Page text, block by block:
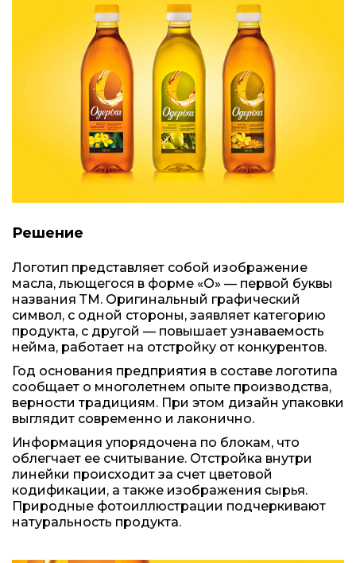
Решение
Логотип представляет собой изображение
масла, льющегося в форме «О» — первой буквы
названия ТМ. Оригинальный графический
символ, с одной стороны, заявляет категорию
продукта, с другой — повышает узнаваемость
нейма, работает на отстройку от конкурентов.
Год основания предприятия в составе логотипа
сообщает о многолетнем опыте производства,
верности традициям. При этом дизайн упаковки
выглядит современно и лаконично.
Информация упорядочена по блокам, что
облегчает ее считывание. Отстройка внутри
линейки происходит за счет цветовой
кодификации, а также изображения сырья.
Природные фотоиллюстрации подчеркивают
натуральность продукта.